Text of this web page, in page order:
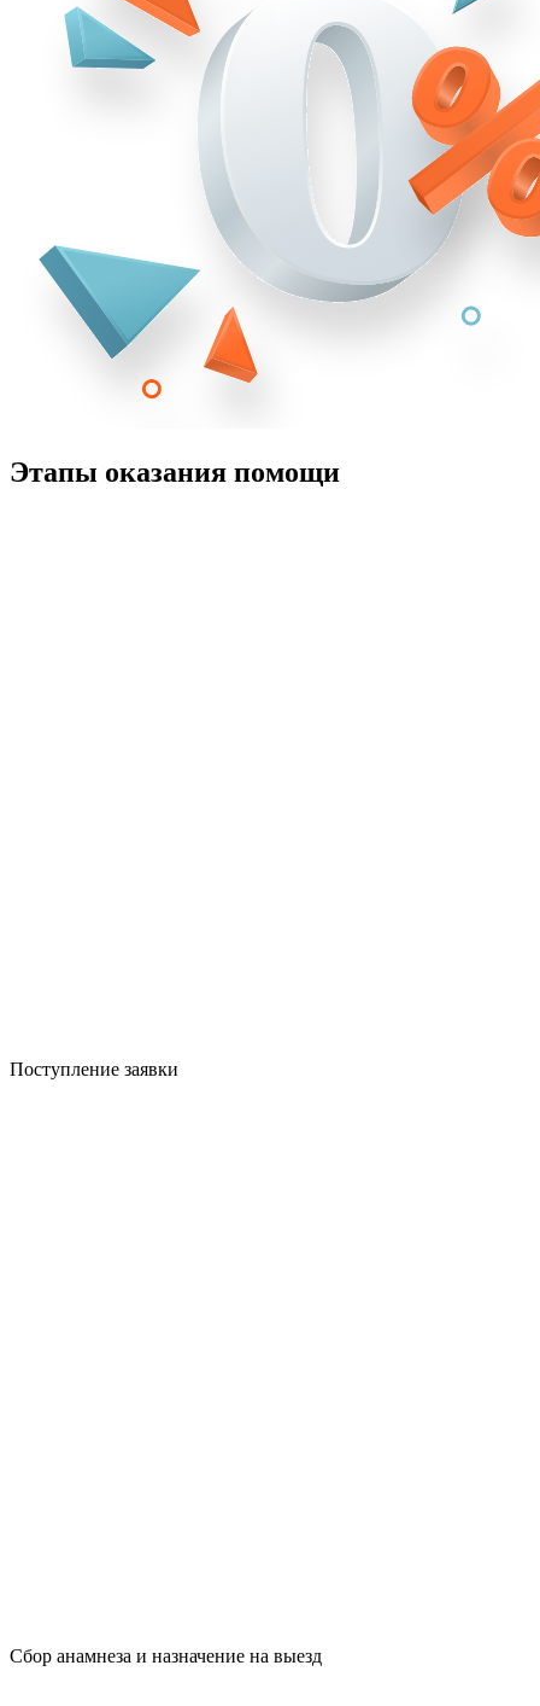
Этапы оказания помощи
Поступление заявки
Сбор анамнеза и назначение на выезд